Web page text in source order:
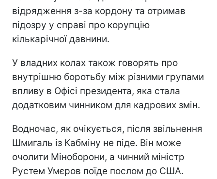
відрядження з-за кордону та отримав
підозру у справі про корупцію
кількарічної давнини.
У владних колах також говорять про
внутрішню боротьбу між різними групами
впливу в Офісі президента, яка стала
додатковим чинником для кадрових змін.
Водночас, як очікується, після звільнення
Шмигаль із Кабміну не піде. Він може
очолити Міноборони, а чинний міністр
Рустем Умєров поїде послом до США.